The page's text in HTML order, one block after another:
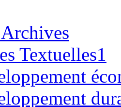
Textuelles1